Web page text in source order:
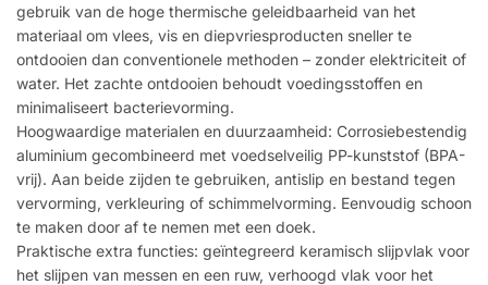
gebruik van de hoge thermische geleidbaarheid van het
materiaal om vlees, vis en diepvriesproducten sneller te
ontdooien dan conventionele methoden – zonder elektriciteit of
water. Het zachte ontdooien behoudt voedingsstoffen en
minimaliseert bacterievorming.
Hoogwaardige materialen en duurzaamheid: Corrosiebestendig
aluminium gecombineerd met voedselveilig PP-kunststof (BPA-
vrij). Aan beide zijden te gebruiken, antislip en bestand tegen
vervorming, verkleuring of schimmelvorming. Eenvoudig schoon
te maken door af te nemen met een doek.
Praktische extra functies: geïntegreerd keramisch slijpvlak voor
het slijpen van messen en een ruw, verhoogd vlak voor het